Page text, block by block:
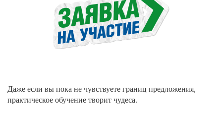
Даже если вы пока не чувствуете границ предложения,
практическое обучение творит чудеса.